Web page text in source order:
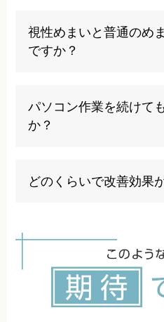
化させる可能性がありま
や明暗の変化が激しい環
します。
視性めまいと普通のめ
ですか？
見た後や視覚的な刺激で
なめまいは内耳の問題が
に症状が現れることが特
パソコン作業を続けて
か？
が、連続した長時間の作
能性があります。1時間
どのくらいで改善効果
施術で症状の軽減を感じ
改善には数週間から数ヶ
す。